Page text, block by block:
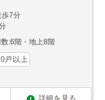
7分
数:6階・地上8階
戸以上
詳細を見る